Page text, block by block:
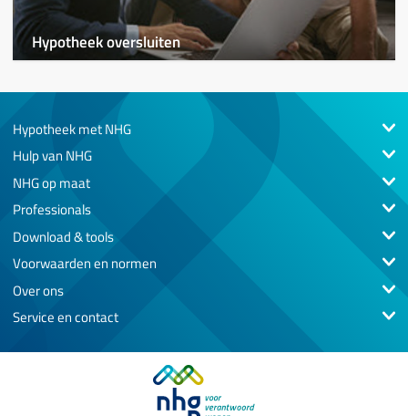
Hypotheek oversluiten
Hypotheek met NHG
Hulp van NHG
NHG op maat
Professionals
Download & tools
Voorwaarden en normen
Over ons
Service en contact